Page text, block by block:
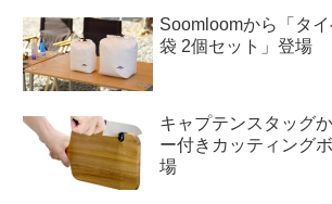
Soomloomから「タ
袋 2個セット」登場
キャプテンスタッグ
ー付きカッティング
場